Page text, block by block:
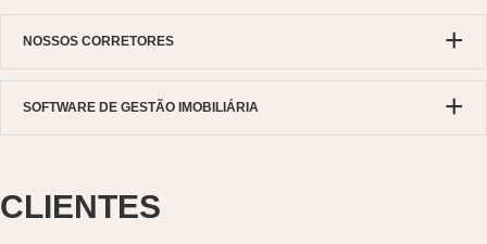
NOSSOS CORRETORES
SOFTWARE DE GESTÃO IMOBILIÁRIA
CLIENTES